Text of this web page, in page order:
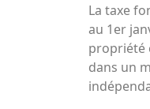
La taxe
au 1er
propriété
dans un